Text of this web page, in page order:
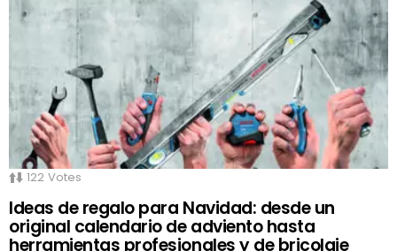
122 Votes
Ideas de regalo para Navidad: desde un
original calendario de adviento hasta
herramientas profesionales y de bricolaje